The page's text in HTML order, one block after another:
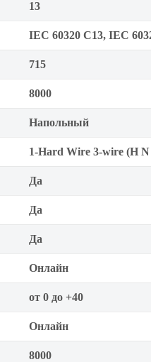
13
IEC 60320 С13, IEC
715
8000
Напольный
1-Hard Wire 3-wire (H N
Да
Да
Да
Онлайн
от 0 до +40
Онлайн
8000